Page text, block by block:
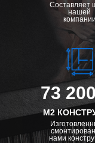
Составляет
нашей
компании
73 200
М2
нами